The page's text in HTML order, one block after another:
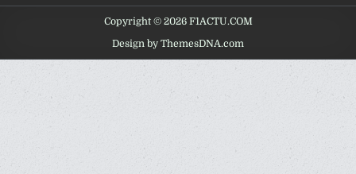
Copyright © 2026 F1ACTU.COM
Design by ThemesDNA.com